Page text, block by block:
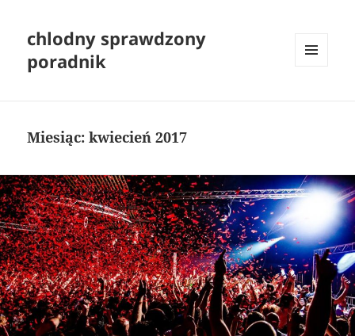
chlodny sprawdzony
poradnik
Miesiąc:kwiecień 2017